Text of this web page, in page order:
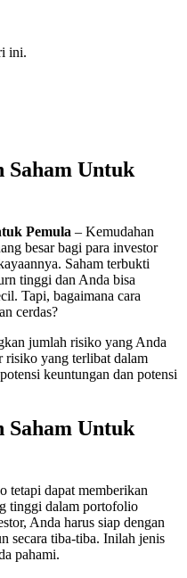
ini.
Saham Untuk
Pemula – Kemudahan
besar bagi para investor
Saham terbukti
tinggi dan Anda bisa
Tapi, bagaimana cara
cerdas?
jumlah risiko yang Anda
risiko yang terlibat dalam
keuntungan dan potensi
Saham Untuk
tetapi dapat memberikan
tinggi dalam portofolio
Anda harus siap dengan
secara tiba-tiba. Inilah jenis
pahami.